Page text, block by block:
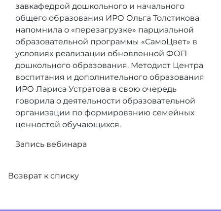
завкафедрой дошкольного и начального
общего образования ИРО Ольга Толстикова
напомнила о «перезагрузке» парциальной
образовательной программы «СамоЦвет» в
условиях реализации обновленной ФОП
дошкольного образования. Методист Центра
воспитания и дополнительного образования
ИРО Лариса Устратова в свою очередь
говорила о деятельности образовательной
организации по формированию семейных
ценностей обучающихся.
Запись вебинара
Возврат к списку